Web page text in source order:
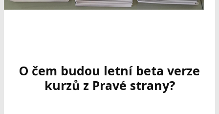
O čem budou letní beta verze
kurzů z Pravé strany?